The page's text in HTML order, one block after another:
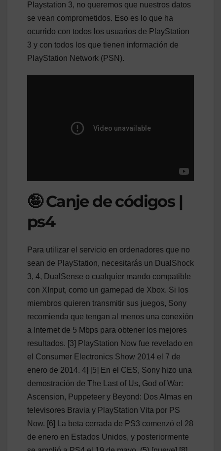
Playstation 3, no queremos que nuestros datos
se vean comprometidos. Eso es lo que ha
ocurrido con todos los usuarios de PlayStation
3 y con todos los que tienen información de
PlayStation Network (PSN).
🤪 Canje de códigos |
ps4
Para utilizar el servicio en ordenadores que no
sean de PlayStation, necesitarás un DualShock
3, 4, DualSense o cualquier mando compatible
con XInput, como un gamepad de Xbox. Si los
miembros quieren transmitir sus juegos, Sony
recomienda que tengan al menos una conexión
a Internet de 5 Mbps para obtener los mejores
resultados. [3] PlayStation Now fue revelado en
el Consumer Electronics Show 2014 el 7 de
enero de 2014. 4] [5] En el CES, Sony hizo una
demostración de The Last of Us, God of War:
Ascension, Puppeteer y Beyond: Dos Almas en
televisores Bravia y PlayStation Vita por PS
Now. [6] La beta cerrada de PS3 comenzó el 28
de enero en Estados Unidos, y posteriormente